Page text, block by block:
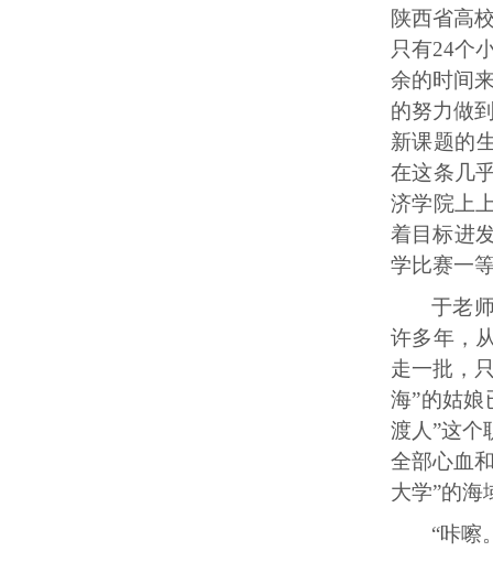
陕西省高
只有24个
余的时间
的努力做
新课题的
在这条几
济学院上
着目标进
学比赛一
于老
许多年，
走一批，
海”的姑娘
渡人”这个
全部心血
大学”的海
“咔嚓